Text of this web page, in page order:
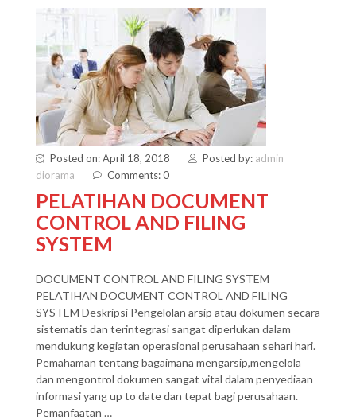
Posted on: April 18, 2018 Posted by: admin
diorama
Comments: 0
PELATIHAN DOCUMENT
CONTROL AND FILING
SYSTEM
DOCUMENT CONTROL AND FILING SYSTEM
PELATIHAN DOCUMENT CONTROL AND FILING
SYSTEM Deskripsi Pengelolan arsip atau dokumen secara
sistematis dan terintegrasi sangat diperlukan dalam
mendukung kegiatan operasional perusahaan sehari hari.
Pemahaman tentang bagaimana mengarsip,mengelola
dan mengontrol dokumen sangat vital dalam penyediaan
informasi yang up to date dan tepat bagi perusahaan.
Pemanfaatan …